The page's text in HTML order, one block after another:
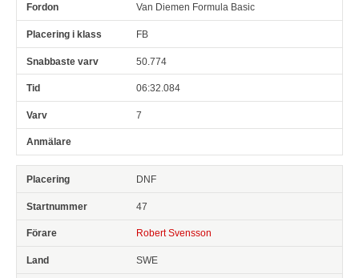
Van Diemen Formula Basic
FB
50.774
06:32.084
7
DNF
47
Robert Svensson
SWE